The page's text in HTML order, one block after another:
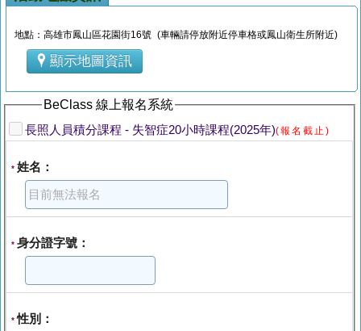
地點：高雄市鳳山區花園街16號 (車輛請停放附近停車格或鳳山衛生所附近)
顯示地圖資訊
BeClass 線上報名系統
長照人員積分課程 - 失智症20小時課程(2025年)(報名截止)
* 姓名：
* 身分證字號：
*性別：